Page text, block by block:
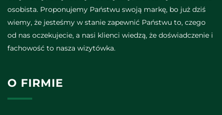
osobista. Proponujemy Państwu swoją markę, bo już dziś
wiemy, że jesteśmy w stanie zapewnić Państwu to, czego
od nas oczekujecie, a nasi klienci wiedzą, że doświadczenie i
fachowość to nasza wizytówka.
O FIRMIE